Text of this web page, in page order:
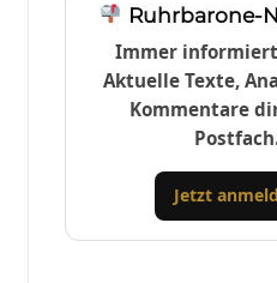
Ruhrbarone-
Immer
Aktuelle Texte,
Kommentare
Jetzt